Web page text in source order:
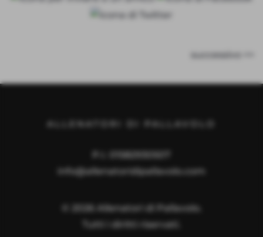
successivo >>
ALLENATORI DI PALLAVOLO
P.I. 01582930507
info@allenatoridipallavolo.com
2026
Allenatori di Pallavolo.
Tutti i diritti riservati.